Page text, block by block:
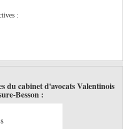
:
du cabinet d'avocats Valentinois
Besson :